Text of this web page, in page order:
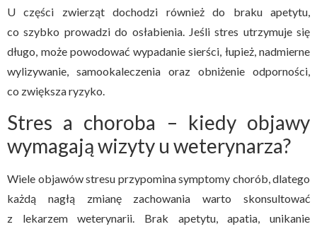
U części zwierząt dochodzi również do braku apetytu,
co szybko prowadzi do osłabienia. Jeśli stres utrzymuje się
długo, może powodować wypadanie sierści, łupież, nadmierne
wylizywanie, samookaleczenia oraz obniżenie odporności,
co zwiększa ryzyko.
Stres a choroba – kiedy objawy
wymagają wizyty u weterynarza?
Wiele objawów stresu przypomina symptomy chorób, dlatego
każdą nagłą zmianę zachowania warto skonsultować
z lekarzem weterynarii. Brak apetytu, apatia, unikanie